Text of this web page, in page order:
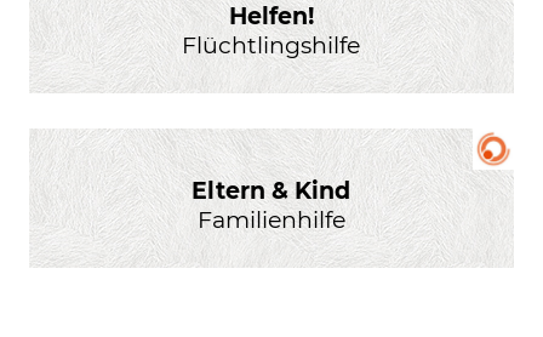
Helfen!
Flüchtlingshilfe
Eltern & Kind
Familienhilfe